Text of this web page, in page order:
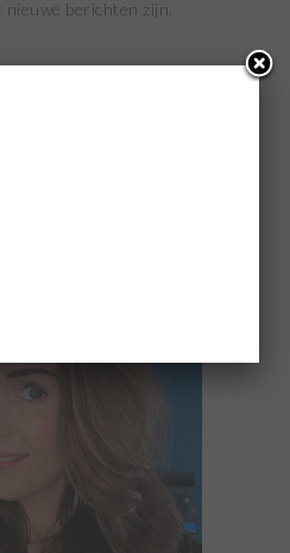
berichten zijn.